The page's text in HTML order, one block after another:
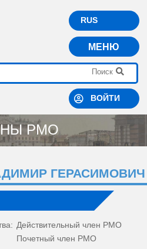
RUS
МЕНЮ
ВОЙТИ
РМО
ГЕРАСИМОВИЧ
Действительный член РМО
Почетный член РМО